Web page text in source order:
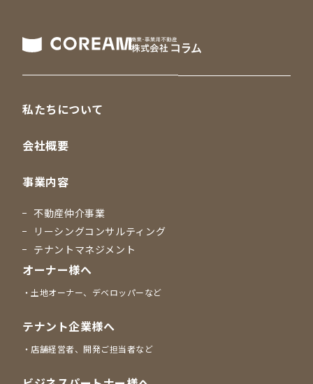
私たちについて
会社概要
事業内容
不動産仲介事業
リーシングコンサルティング
テナントマネジメント
オーナー様へ
土地オーナー、デベロッパーなど
テナント企業様へ
店舗経営者、開発ご担当者など